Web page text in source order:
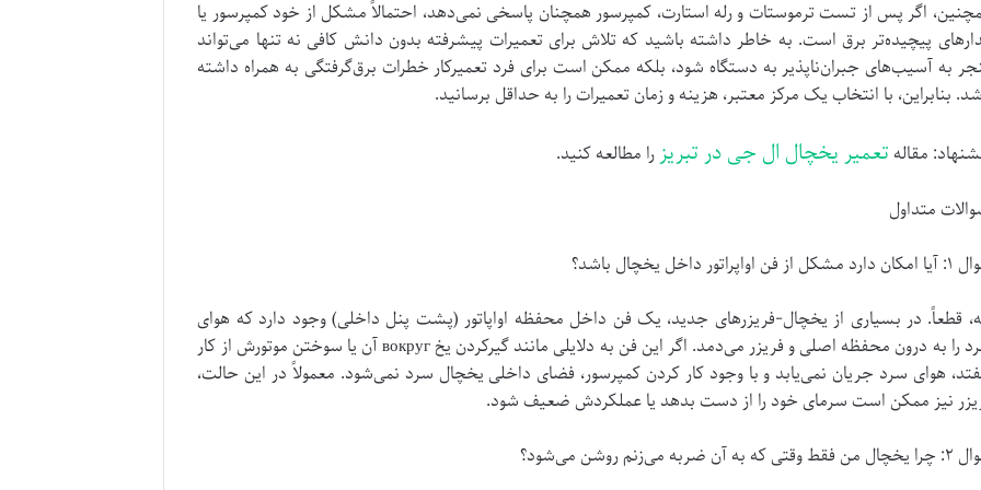
اگر پس از تست ترموستات و رله استارت، کمپرسور همچنان پاسخی نمی‌دهد، احتمالاً مشکل از خود کمپرسور یا
پیچیده‌تر برق است. به خاطر داشته باشید که تلاش برای تعمیرات پیشرفته بدون دانش کافی نه تنها می‌تواند
به آسیب‌های جبران‌ناپذیر به دستگاه شود، بلکه ممکن است برای فرد تعمیرکار خطرات برق‌گرفتگی به همراه داشته
بنابراین، با انتخاب یک مرکز معتبر، هزینه و زمان تعمیرات را به حداقل برسانید.
مقالهتعمیر یخچال ال جی در تبریزرا مطالعه کنید.
متداول
فن اواپراتور داخل یخچال باشد؟
قطعاً. در بسیاری از یخچال-فریزرهای جدید، یک فن داخل محفظه اواپاتور (پشت پنل داخلی) وجود دارد که هوای
سرد را به درون محفظه اصلی و فریزر می‌دمد. اگر این فن به دلایلی مانند گیرکردن یخ вокруг آن یا سوختن موتورش از کار
هوای سرد جریان نمی‌یابد و با وجود کار کردن کمپرسور، فضای داخلی یخچال سرد نمی‌شود. معمولاً در این حالت،
نیز ممکن است سرمای خود را از دست بدهد یا عملکردش ضعیف شود.
که به آن ضربه می‌زنم روشن می‌شود؟